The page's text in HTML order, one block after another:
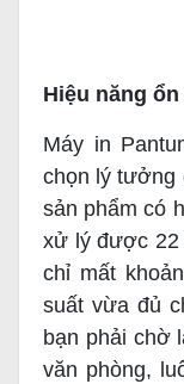
Hiệu năng
Máy in
chọn lý tưởng
sản phẩm có
xử lý được 22
chỉ mất
suất vừa đủ
bạn phải chờ
văn phòng,